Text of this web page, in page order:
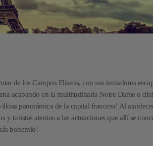
de los Campos Elíseos, con sus tentadores
acabando en la multitudinaria Notre Dame o
panorámica de la capital francesa! Al
y turistas atentos a las actuaciones que allí se
bohemio!